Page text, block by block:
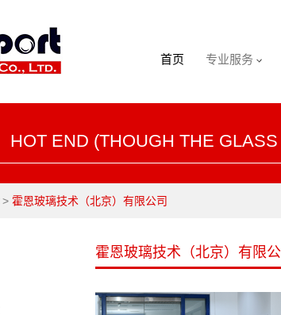
首页 专业服务
HOT END (THOUGH THE
> 霍恩玻璃技术（北京）有限公司
霍恩玻璃技术（北京）有限公